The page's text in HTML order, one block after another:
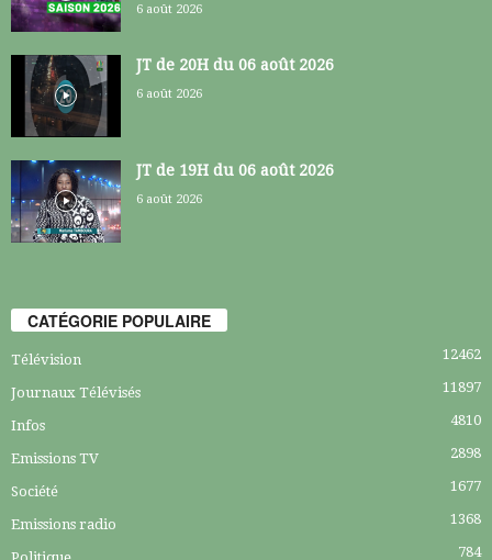
6 août 2026
JT de 20H du 06 août 2026
6 août 2026
JT de 19H du 06 août 2026
6 août 2026
CATÉGORIE POPULAIRE
Télévision 12462
Journaux Télévisés 11897
Infos 4810
Emissions TV 2898
Société 1677
Emissions radio 1368
784